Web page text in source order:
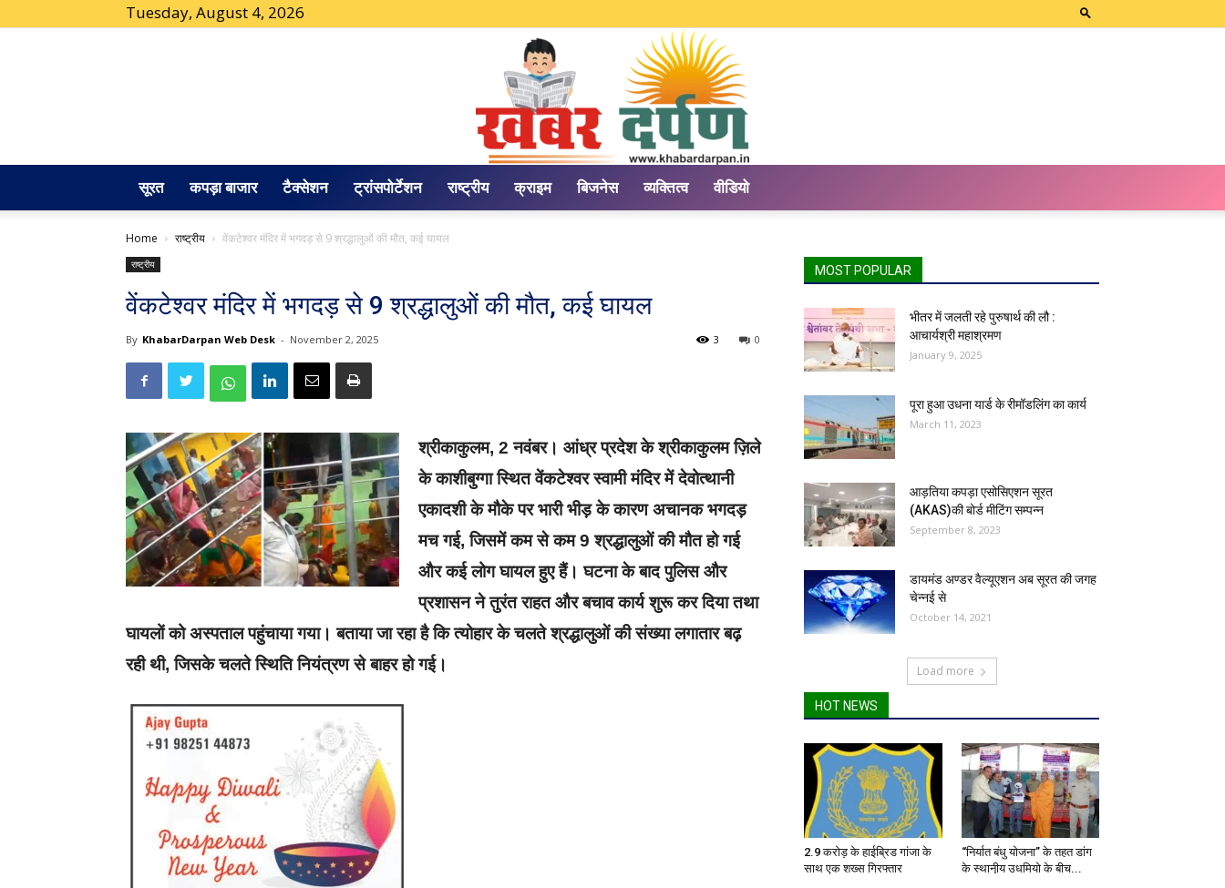
Tuesday, August 4, 2026
सूरत कपड़ा बाजार टैक्सेशन ट्रांसपोर्टेशन राष्ट्रीय क्राइम बिजनेस व्यक्तित्व वीडियो
Home राष्ट्रीय वेंकटेश्वर मंदिर में भगदड़ से 9 श्रद्धालुओं की मौत, कई घायल
राष्ट्रीय
वेंकटेश्वर मंदिर में भगदड़ से 9 श्रद्धालुओं की मौत, कई घायल
By KhabarDarpan Web Desk - November 2, 2025 0
3
श्रीकाकुलम, 2 नवंबर। आंध्र प्रदेश के श्रीकाकुलम ज़िले
के काशीबुग्गा स्थित वेंकटेश्वर स्वामी मंदिर में देवोत्थानी
एकादशी के मौके पर भारी भीड़ के कारण अचानक भगदड़
मच गई, जिसमें कम से कम 9 श्रद्धालुओं की मौत हो गई
और कई लोग घायल हुए हैं। घटना के बाद पुलिस और
प्रशासन ने तुरंत राहत और बचाव कार्य शुरू कर दिया तथा
घायलों को अस्पताल पहुंचाया गया। बताया जा रहा है कि त्योहार के चलते श्रद्धालुओं की संख्या लगातार बढ़
रही थी, जिसके चलते स्थिति नियंत्रण से बाहर हो गई।
MOST POPULAR
भीतर में जलती रहे पुरुषार्थ की लौ :
आचार्यश्री महाश्रमण
January 9, 2025
पूरा हुआ उधना यार्ड के रीमॉडलिंग का कार्य
March 11, 2023
आड़तिया कपड़ा एसोसिएशन सूरत
(AKAS)की बोर्ड मीटिंग सम्पन्न
September 8, 2023
डायमंड अण्डर वैल्यूएशन अब सूरत की जगह
चेन्नई से
October 14, 2021
Load more
HOT NEWS
2.9 करोड़ के हाईब्रिड गांजा के
साथ एक शख्स गिरफ्तार
“निर्यात बंधु योजना” के तहत डांग
के स्थानी़य उधमियो के बीच...